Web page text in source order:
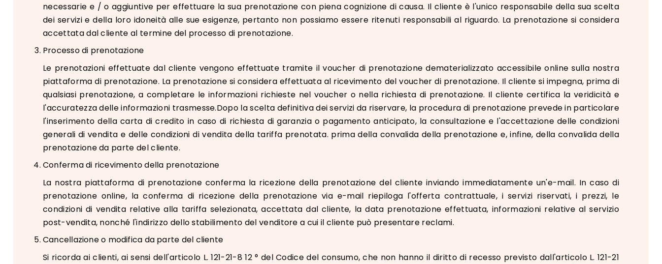
necessarie e / o aggiuntive per effettuare la sua prenotazione con piena cognizione di causa. Il cliente è l'unico responsabile della sua scelta
dei servizi e della loro idoneità alle sue esigenze, pertanto non possiamo essere ritenuti responsabili al riguardo. La prenotazione si considera
accettata dal cliente al termine del processo di prenotazione.
Processo di prenotazione
Le prenotazioni effettuate dal cliente vengono effettuate tramite il voucher di prenotazione dematerializzato accessibile online sulla nostra
piattaforma di prenotazione. La prenotazione si considera effettuata al ricevimento del voucher di prenotazione. Il cliente si impegna, prima di
qualsiasi prenotazione, a completare le informazioni richieste nel voucher o nella richiesta di prenotazione. Il cliente certifica la veridicità e
l'accuratezza delle informazioni trasmesse.Dopo la scelta definitiva dei servizi da riservare, la procedura di prenotazione prevede in particolare
l'inserimento della carta di credito in caso di richiesta di garanzia o pagamento anticipato, la consultazione e l'accettazione delle condizioni
generali di vendita e delle condizioni di vendita della tariffa prenotata. prima della convalida della prenotazione e, infine, della convalida della
prenotazione da parte del cliente.
Conferma di ricevimento della prenotazione
La nostra piattaforma di prenotazione conferma la ricezione della prenotazione del cliente inviando immediatamente un'e-mail. In caso di
prenotazione online, la conferma di ricezione della prenotazione via e-mail riepiloga l'offerta contrattuale, i servizi riservati, i prezzi, le
condizioni di vendita relative alla tariffa selezionata, accettata dal cliente, la data prenotazione effettuata, informazioni relative al servizio
post-vendita, nonché l'indirizzo dello stabilimento del venditore a cui il cliente può presentare reclami.
Cancellazione o modifica da parte del cliente
Si ricorda ai clienti, ai sensi dell'articolo L. 121-21-8 12 ° del Codice del consumo, che non hanno il diritto di recesso previsto dall'articolo L. 121-21